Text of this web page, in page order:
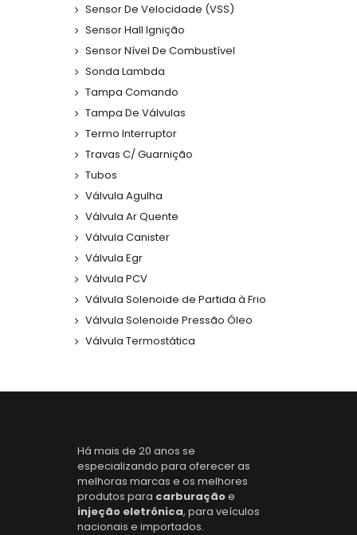
Sensor De Velocidade (VSS)
Sensor Hall Ignição
Sensor Nível De Combustível
Sonda Lambda
Tampa Comando
Tampa De Válvulas
Termo Interruptor
Travas C/ Guarnição
Tubos
Válvula Agulha
Válvula Ar Quente
Válvula Canister
Válvula Egr
Válvula PCV
Válvula Solenoide de Partida à Frio
Válvula Solenoide Pressão Óleo
Válvula Termostática
Há mais de 20 anos se
especializando para oferecer as
melhoras marcas e os melhores
produtos para carburaçãoe
injeção eletrônica, para veículos
nacionais e importados.